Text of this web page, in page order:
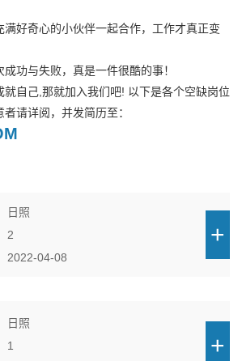
好奇心的小伙伴一起合作，工作才真正变
功与失败，真是一件很酷的事！
就自己,那就加入我们吧! 以下是各个空缺岗位
请详阅，并发简历至：
日照
2
2022-04-08
日照
1